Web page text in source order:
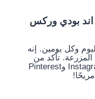
اند بودي وركس
وكل يومين. إنه
المزرعة. تأكد من
متابعتنا يوميًا على Facebook وInstagram وPinterest